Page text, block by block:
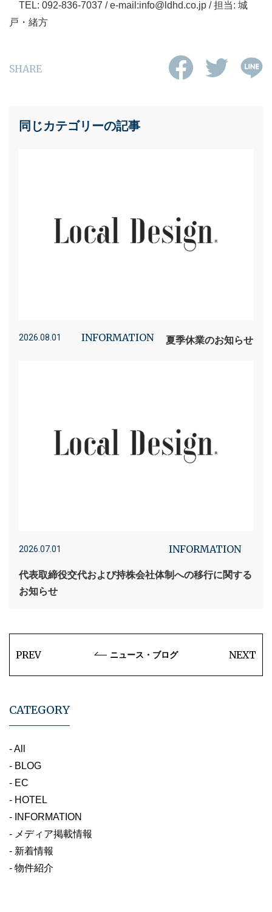
TEL: 092-836-7037 / e-mail:info@ldhd.co.jp / 担当: 城
戸・緒方
SHARE
同じカテゴリーの記事
2026.08.01 INFORMATION 夏季休業のお知らせ
2026.07.01 INFORMATION
代表取締役交代および持株会社体制への移行に関する
お知らせ
PREV ニュース・ブログ NEXT
CATEGORY
- All
- BLOG
- EC
- HOTEL
- INFORMATION
- メディア掲載情報
- 新着情報
- 物件紹介